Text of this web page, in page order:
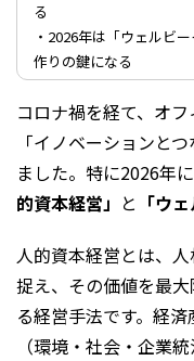
る
・2026年は「ウェルビ
作りの鍵になる
コロナ禍を経て、オ
「イノベーションと
ました。特に2026年
的資本経営」 と 「ウ
人的資本経営とは、
捉え、その価値を最
る経営手法です。経
（環境・社会・企業